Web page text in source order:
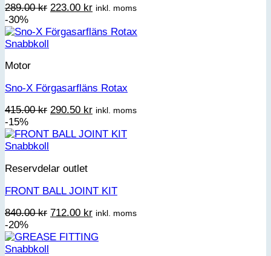
289.00kr Det
priset
223.00 krDet
priset
inkl. moms
-30%
Snabbkoll
Motor
Sno-X Förgasarfläns Rotax
415.00kr Det
priset
290.50 krDet
priset
inkl. moms
-15%
Snabbkoll
Reservdelar outlet
FRONT BALL JOINT KIT
840.00kr Det
priset
712.00 krDet
priset
inkl. moms
-20%
Snabbkoll